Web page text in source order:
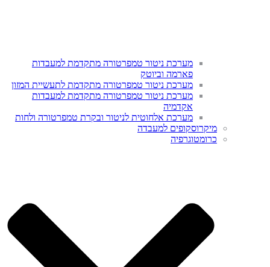
מערכת ניטור טמפרטורה מתקדמת למעבדות
פארמה וביוטק
מערכת ניטור טמפרטורה מתקדמת לתעשיית המזון
מערכת ניטור טמפרטורה מתקדמת למעבדות
אקדמיה
מערכת אלחוטית לניטור ובקרת טמפרטורה ולחות
מיקרוסקופים למעבדה
כרומטוגרפיה